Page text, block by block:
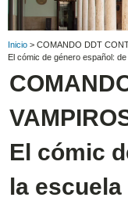
Inicio > COMANDO DDT
El cómic de género español:
El cómic
la